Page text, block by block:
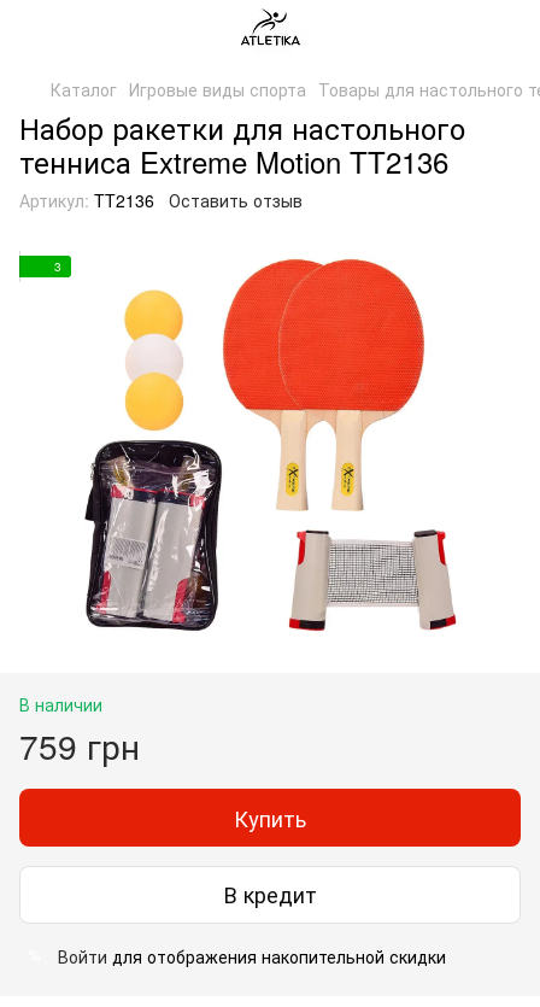
Каталог Игровые виды спорта Товары для настольного
Набор ракетки для настольного
тенниса Extreme Motion TT2136
Артикул: TT2136 Оставить отзыв
3
В наличии
759 грн
Купить
В кредит
Войти для отображения накопительной скидки